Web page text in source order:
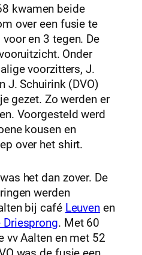
kwamen beide
over een fusie te
en 3 tegen. De
Onder
voorzitters, J.
J. Schuirink (DVO)
gezet. Zo werden er
Voorgesteld werd
kousen en
over het shirt.
het dan zover. De
werden
bij café Leuven en
Driesprong. Met 60
vv Aalten en met 52